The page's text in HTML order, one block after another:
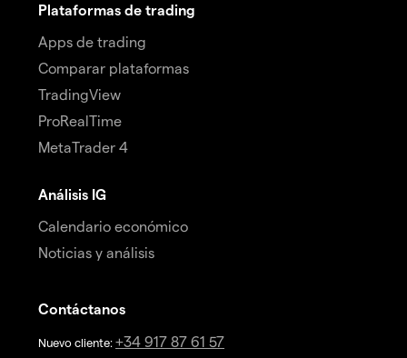
Plataformas de trading
Apps de trading
Comparar plataformas
TradingView
ProRealTime
MetaTrader 4
Análisis IG
Calendario económico
Noticias y análisis
Contáctanos
Nuevo cliente: +34 917 87 61 57